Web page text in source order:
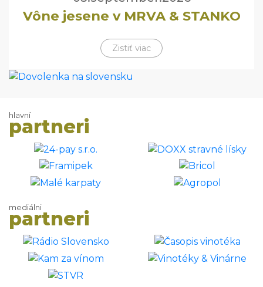
Vône jesene v MRVA & STANKO
Zistiť viac
hlavní
partneri
mediálni
partneri